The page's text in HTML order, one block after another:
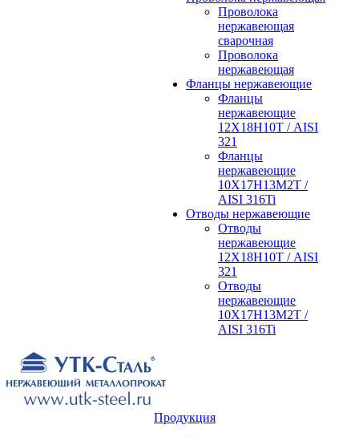
Проволока
нержавеющая
сварочная
Проволока
нержавеющая
Фланцы нержавеющие
Фланцы
нержавеющие
12Х18Н10Т / AISI
321
Фланцы
нержавеющие
10Х17Н13М2Т /
AISI 316Ti
Отводы нержавеющие
Отводы
нержавеющие
12Х18Н10Т / AISI
321
Отводы
нержавеющие
10Х17Н13М2Т /
AISI 316Ti
Продукция